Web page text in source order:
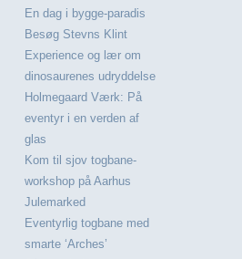
En dag i bygge-paradis
Besøg Stevns Klint
Experience og lær om
dinosaurenes udryddelse
Holmegaard Værk: På
eventyr i en verden af
glas
Kom til sjov togbane-
workshop på Aarhus
Julemarked
Eventyrlig togbane med
smarte ‘Arches’